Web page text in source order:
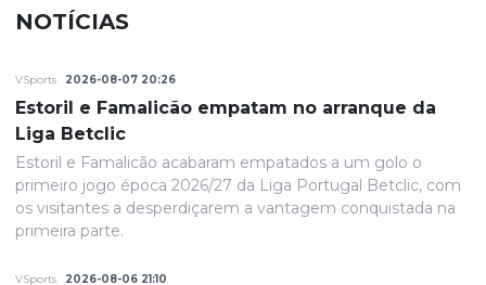
NOTÍCIAS
VSports 2026-08-07 20:26
Estoril e Famalicão empatam no arranque da
Liga Betclic
Estoril e Famalicão acabaram empatados a um golo o
primeiro jogo época 2026/27 da Liga Portugal Betclic, com
os visitantes a desperdiçarem a vantagem conquistada na
primeira parte.
VSports 2026-08-06 21:10